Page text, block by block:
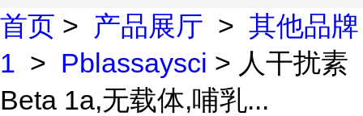
首页 > 产品展厅 > 其他品牌
1 > Pblassaysci > 人干扰素
Beta 1a,无载体,哺乳...